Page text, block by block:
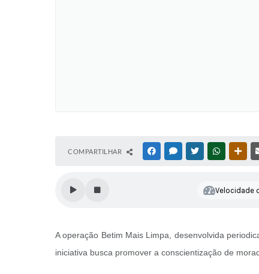
COMPARTILHAR FACEBOOKMESSENGER
TWITTERWHATSAPP
Velocidade
A operação Betim Mais Limpa, desenvolvida
iniciativa busca promover a conscientização de